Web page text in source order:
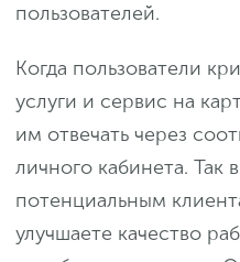
пользователей.
Когда пользователи
услуги и сервис на
им отвечать через
личного кабинета. Так
потенциальным
улучшаете качество